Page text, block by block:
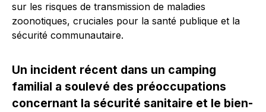
sur les risques de transmission de maladies
zoonotiques, cruciales pour la santé publique et la
sécurité communautaire.
Un incident récent dans un camping
familial a soulevé des préoccupations
concernant la sécurité sanitaire et le bien-